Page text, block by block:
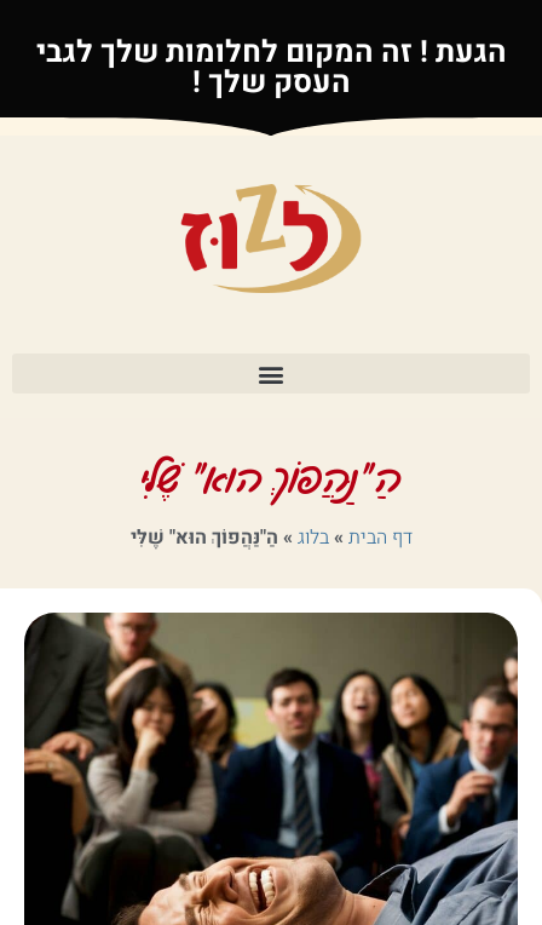
הגעת ! זה המקום לחלומות שלך לגבי
העסק שלך !
הַ"נַּהֲפוֹךְ הוּא" שֶׁלִּי
דף הבית »בלוג » הַ"נַּהֲפוֹךְ הוּא" שֶׁלִּי